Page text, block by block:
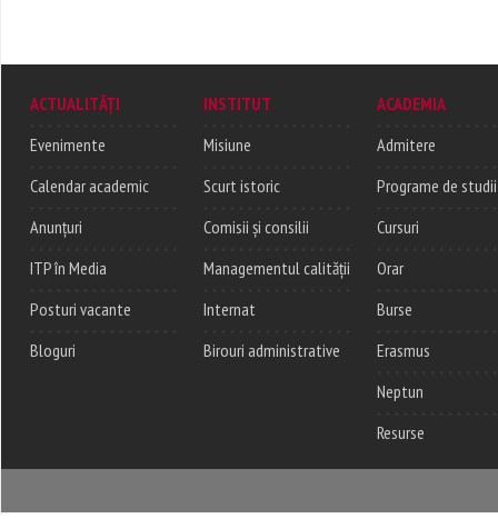
ACTUALITĂȚI
Evenimente
Calendar academic
Anunțuri
ITP în Media
Posturi vacante
Bloguri
INSTITUT
Misiune
Scurt istoric
Comisii și consilii
Managementul calității
Internat
Birouri administrative
ACADEMIA
Admitere
Programe de studii
Cursuri
Orar
Burse
Erasmus
Neptun
Resurse